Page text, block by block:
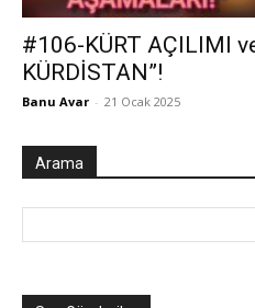
#106-KÜRT AÇILIMI
KÜRDİSTAN”!
Banu Avar - 21 Ocak 2025
Arama